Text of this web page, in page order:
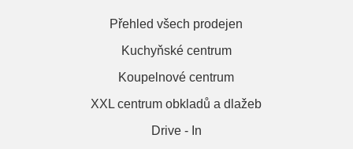
Přehled všech prodejen
Kuchyňské centrum
Koupelnové centrum
XXL centrum obkladů a dlažeb
Drive - In